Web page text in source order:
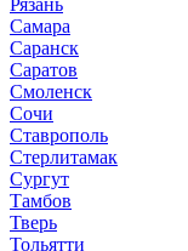
Рязань
Самара
Саранск
Саратов
Смоленск
Сочи
Ставрополь
Стерлитамак
Сургут
Тамбов
Тверь
Тольятти